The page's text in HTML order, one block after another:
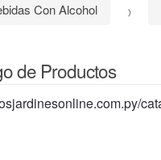
Con Alcohol
de Productos